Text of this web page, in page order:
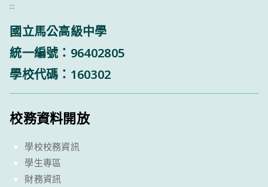
:::
國立馬公高級中學
統一編號：96402805
學校代碼：160302
校務資料開放
學校校務資訊
學生專區
財務資訊